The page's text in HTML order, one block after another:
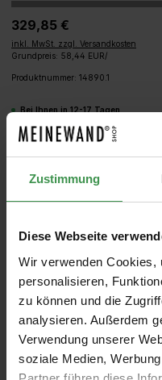
Zustimmung
Diese Webseite
Wir verwenden Cookies,
personalisieren,
zu können und die
analysieren. Außerdem
Verwendung unserer
soziale Medien,
329,85 €
inkl. MwSt. zzgl. Versandkosten
Grundpreis: 58,44 EUR/
Produktnummer: 14890.1
Bei Ihnen in 12-17 Tagen
Produkt Anzahl: